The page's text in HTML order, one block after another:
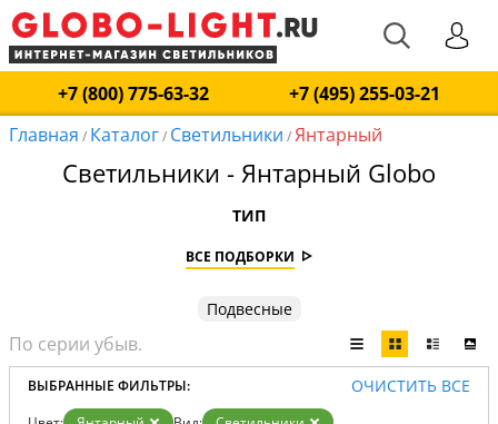
+7 (800) 775-63-32
+7 (495) 255-03-21
Главная / Каталог/ Светильники /Янтарный
Светильники - Янтарный Globo
ТИП
ВСЕ ПОДБОРКИ
Подвесные
ВЫБРАННЫЕ ФИЛЬТРЫ: ОЧИСТИТЬ ВСЕ